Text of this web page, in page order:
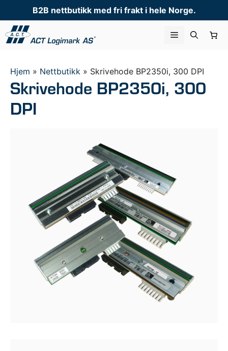
til
innhold
B2B nettbutikk med fri frakt i hele Norge.
Meny
Hjem » Nettbutikk » Skrivehode BP2350i, 300 DPI
Skrivehode BP2350i, 300
DPI